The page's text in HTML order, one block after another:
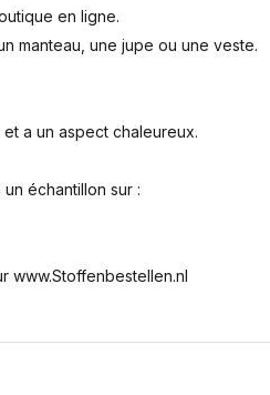
en ligne.
manteau, une jupe ou une veste.
a un aspect chaleureux.
échantillon sur :
www.Stoffenbestellen.nl